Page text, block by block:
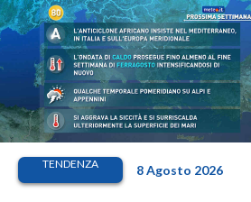
TENDENZA 8 Agosto 2026